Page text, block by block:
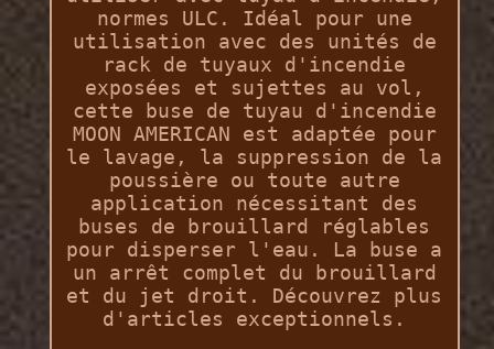
normes ULC. Idéal pour une
utilisation avec des unités de
rack de tuyaux d'incendie
exposées et sujettes au vol,
cette buse de tuyau d'incendie
MOON AMERICAN est adaptée pour
le lavage, la suppression de la
poussière ou toute autre
application nécessitant des
buses de brouillard réglables
pour disperser l'eau. La buse a
un arrêt complet du brouillard
et du jet droit. Découvrez plus
d'articles exceptionnels.